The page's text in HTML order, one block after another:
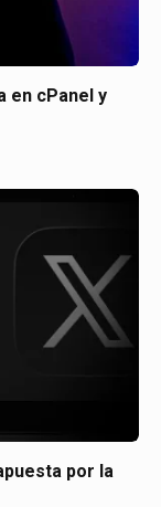
en cPanel y
por la